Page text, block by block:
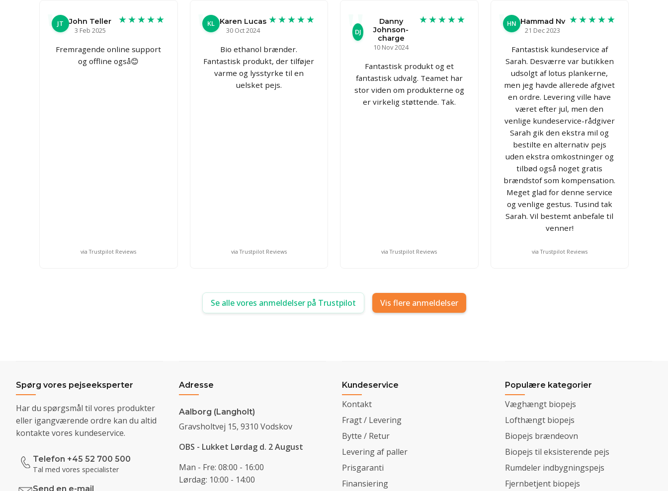
JT
John Teller
3 Feb 2025
★★★★★
Fremragende online support
og offline også😊
via Trustpilot Reviews
KL Karen Lucas
30 Oct 2024
★★★★★
Bio ethanol brænder.
Fantastisk produkt, der tilføjer
varme og lysstyrke til en
uelsket pejs.
via Trustpilot Reviews
DJ
Danny
Johnson-
charge
10 Nov 2024
★★★★★
Fantastisk produkt og et
fantastisk udvalg. Teamet har
stor viden om produkterne og
er virkelig støttende. Tak.
via Trustpilot Reviews
HN Hammad Nv
21 Dec 2023
★★★★★
Fantastisk kundeservice af
Sarah. Desværre var butikken
udsolgt af lotus plankerne,
men jeg havde allerede afgivet
en ordre. Levering ville have
været efter jul, men den
venlige kundeservice-rådgiver
Sarah gik den ekstra mil og
bestilte en alternativ pejs
uden ekstra omkostninger og
tilbød også noget gratis
brændstof som kompensation.
Meget glad for denne service
og venlige gestus. Tusind tak
Sarah. Vil bestemt anbefale til
venner!
via Trustpilot Reviews
Se alle vores anmeldelser på Trustpilot Vis flere anmeldelser
Spørg vores pejseeksperter
Har du spørgsmål til vores produkter
eller igangværende ordre kan du altid
kontakte vores kundeservice.
Telefon +45 52 700 500
Tal med vores specialister
Send en e-mail
Adresse
Aalborg (Langholt)
Gravsholtvej 15, 9310 Vodskov
OBS - Lukket Lørdag d. 2 August
Man - Fre: 08:00 - 16:00
Lørdag: 10:00 - 14:00
Kundeservice
Kontakt
Fragt / Levering
Bytte / Retur
Levering af paller
Prisgaranti
Finansiering
Populære kategorier
Væghængt biopejs
Lofthængt biopejs
Biopejs brændeovn
Biopejs til eksisterende pejs
Rumdeler indbygningspejs
Fjernbetjent biopejs